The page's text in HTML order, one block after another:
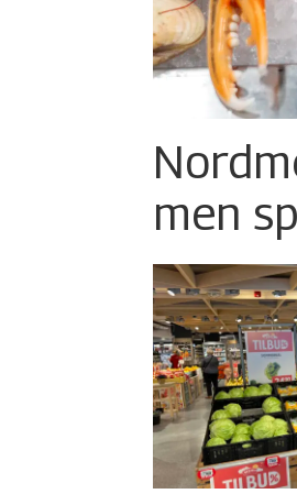
men